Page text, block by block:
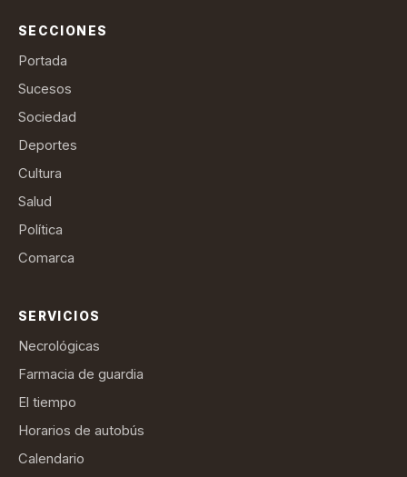
SECCIONES
Portada
Sucesos
Sociedad
Deportes
Cultura
Salud
Política
Comarca
SERVICIOS
Necrológicas
Farmacia de guardia
El tiempo
Horarios de autobús
Calendario